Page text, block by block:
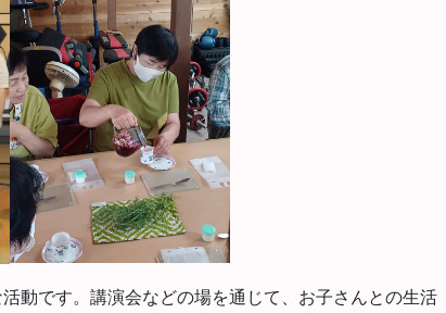
動です。講演会などの場を通じて、お子さんとの生活